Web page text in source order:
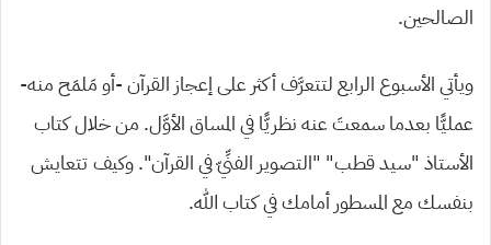
الصالحين.
ويأتي الأسبوع الرابع لتتعرَّف أكثر على إعجاز القرآن -أو مَلمَح منه-
عمليًّا بعدما سمعتَ عنه نظريًّا في المساق الأوَّل. من خلال كتاب
الأستاذ “سيد قطب” “التصوير الفنِّيّ في القرآن”. وكيف تتعايش
بنفسك مع المسطور أمامك في كتاب الله.